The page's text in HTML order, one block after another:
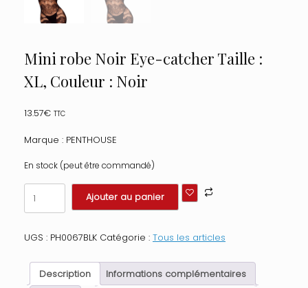
Mini robe Noir Eye-catcher Taille :
XL, Couleur : Noir
13.57€ TTC
Marque : PENTHOUSE
En stock (peut être commandé)
quantité
de
Mini
Noir
catcher
Taille
Ajouter au panier
UGS : PH0067BLK Catégorie : Tous les articles
Description
Informations complémentaires